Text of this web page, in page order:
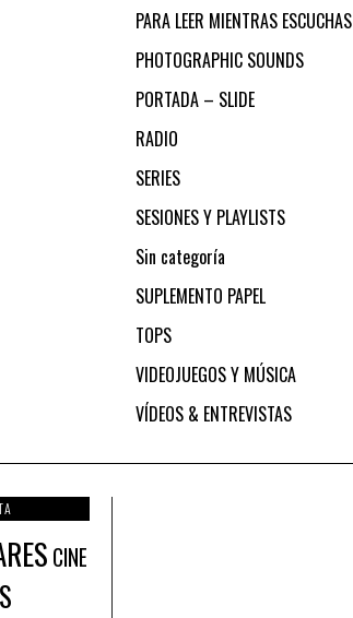
PARA LEER MIENTRAS ESCUCHAS
PHOTOGRAPHIC SOUNDS
PORTADA – SLIDE
RADIO
SERIES
SESIONES Y PLAYLISTS
Sin categoría
SUPLEMENTO PAPEL
TOPS
VIDEOJUEGOS Y MÚSICA
VÍDEOS & ENTREVISTAS
CINE